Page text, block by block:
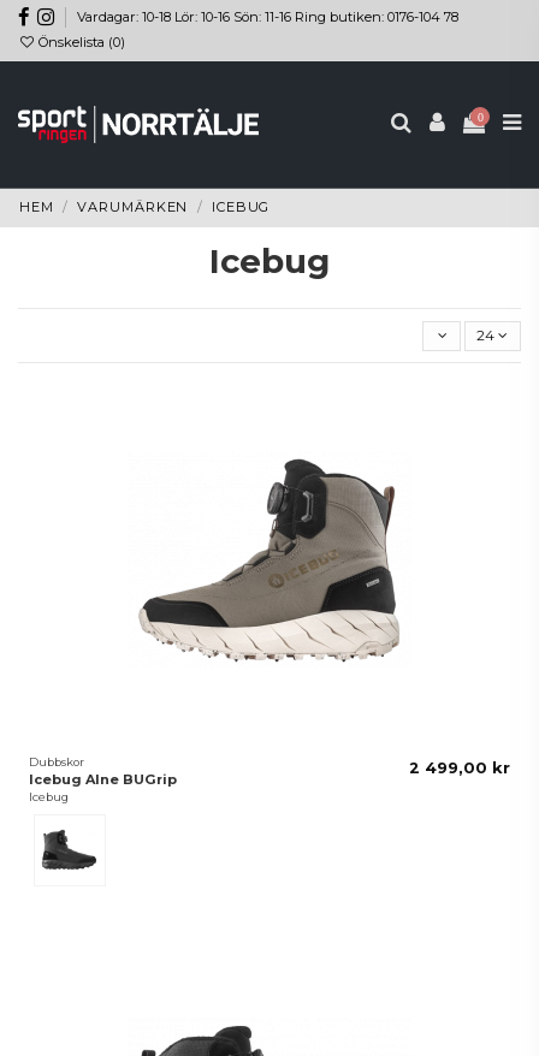
Vardagar: 10-18 Lör: 10-16 Sön: 11-16 Ring butiken: 0176-104 78
Önskelista (0)
0
HEM VARUMÄRKEN ICEBUG
Icebug
24
Dubbskor
Icebug Alne BUGrip
Icebug
2 499,00 kr